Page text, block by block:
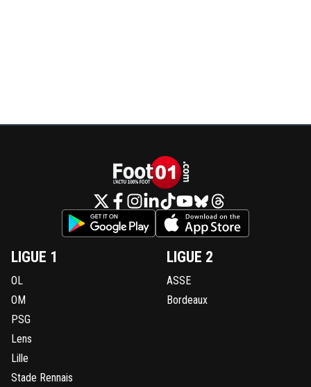
LIGUE 1
OL
OM
PSG
Lens
Lille
Stade Rennais
LIGUE 2
ASSE
Bordeaux